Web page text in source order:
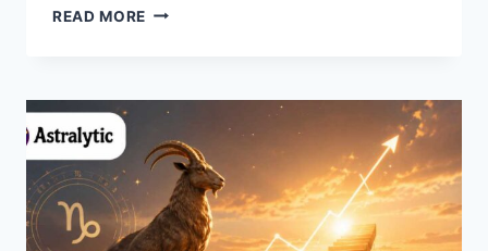
READ MORE RAMALAN
2026:
BARU,
KEJUTAN
MENARIK,
DAN
ENERGI